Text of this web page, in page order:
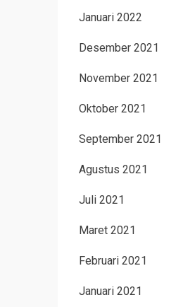
Januari 2022
Desember 2021
November 2021
Oktober 2021
September 2021
Agustus 2021
Juli 2021
Maret 2021
Februari 2021
Januari 2021